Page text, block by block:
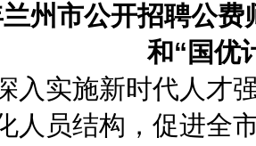
州市公开招聘公
和“国优
实施新时代人才强
人员结构，促进全